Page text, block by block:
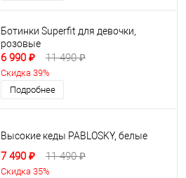
Ботинки Superfit для девочки,
розовые
6 990 ₽ 11 490 ₽
Скидка 39%
Подробнее
Высокие кеды PABLOSKY, белые
7 490 ₽ 11 490 ₽
Скидка 35%